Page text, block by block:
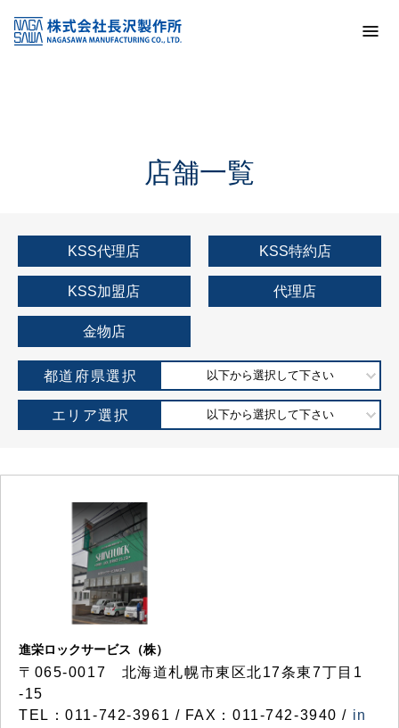
KSS加盟店・取扱店情報
店舗一覧
店舗一覧
KSS代理店 KSS特約店
KSS加盟店 代理店
金物店
都道府県選択 以下から選択して下さい
エリア選択 以下から選択して下さい
進栄ロックサービス（株）
〒065-0017 北海道札幌市東区北17条東7丁目1
-15
TEL：011-742-3961 / FAX：011-742-3940 / in